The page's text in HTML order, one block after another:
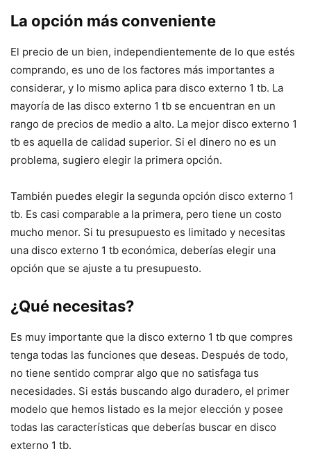
La opción más conveniente
El precio de un bien, independientemente de lo que estés
comprando, es uno de los factores más importantes a
considerar, y lo mismo aplica para disco externo 1 tb. La
mayoría de las disco externo 1 tb se encuentran en un
rango de precios de medio a alto. La mejor disco externo 1
tb es aquella de calidad superior. Si el dinero no es un
problema, sugiero elegir la primera opción.
También puedes elegir la segunda opción disco externo 1
tb. Es casi comparable a la primera, pero tiene un costo
mucho menor. Si tu presupuesto es limitado y necesitas
una disco externo 1 tb económica, deberías elegir una
opción que se ajuste a tu presupuesto.
¿Qué necesitas?
Es muy importante que la disco externo 1 tb que compres
tenga todas las funciones que deseas. Después de todo,
no tiene sentido comprar algo que no satisfaga tus
necesidades. Si estás buscando algo duradero, el primer
modelo que hemos listado es la mejor elección y posee
todas las características que deberías buscar en disco
externo 1 tb.